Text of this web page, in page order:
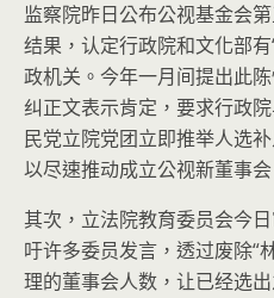
监察院昨日公布公视基金会
结果，认定行政院和文化部
政机关。今年一月间提出此
纠正文表示肯定，要求行政
民党立院党团立即推举人选
以尽速推动成立公视新董事会
其次，立法院教育委员会今
吁许多委员发言，透过废除“
理的董事会人数，让已经选